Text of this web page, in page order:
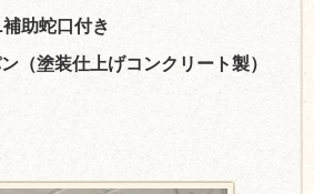
助蛇口付き
（塗装仕上げコンクリート製）